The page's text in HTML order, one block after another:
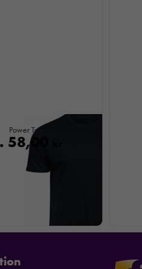
Power Tee
58,00